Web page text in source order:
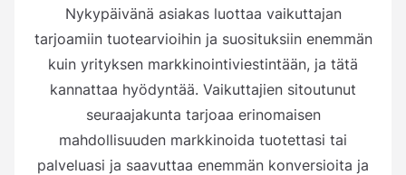
Nykypäivänä asiakas luottaa vaikuttajan
tarjoamiin tuotearvioihin ja suosituksiin enemmän
kuin yrityksen markkinointiviestintään, ja tätä
kannattaa hyödyntää. Vaikuttajien sitoutunut
seuraajakunta tarjoaa erinomaisen
mahdollisuuden markkinoida tuotettasi tai
palveluasi ja saavuttaa enemmän konversioita ja